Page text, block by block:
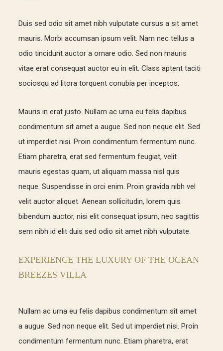
Duis sed odio sit amet nibh vulputate cursus a sit amet
mauris. Morbi accumsan ipsum velit. Nam nec tellus a
odio tincidunt auctor a ornare odio. Sed non mauris
vitae erat consequat auctor eu in elit. Class aptent taciti
sociosqu ad litora torquent conubia per inceptos.
Mauris in erat justo. Nullam ac urna eu felis dapibus
condimentum sit amet a augue. Sed non neque elit. Sed
ut imperdiet nisi. Proin condimentum fermentum nunc.
Etiam pharetra, erat sed fermentum feugiat, velit
mauris egestas quam, ut aliquam massa nisl quis
neque. Suspendisse in orci enim. Proin gravida nibh vel
velit auctor aliquet. Aenean sollicitudin, lorem quis
bibendum auctor, nisi elit consequat ipsum, nec sagittis
sem nibh id elit duis sed odio sit amet nibh vulputate.
EXPERIENCE THE LUXURY OF THE OCEAN
BREEZES VILLA
Nullam ac urna eu felis dapibus condimentum sit amet
a augue. Sed non neque elit. Sed ut imperdiet nisi. Proin
condimentum fermentum nunc. Etiam pharetra, erat